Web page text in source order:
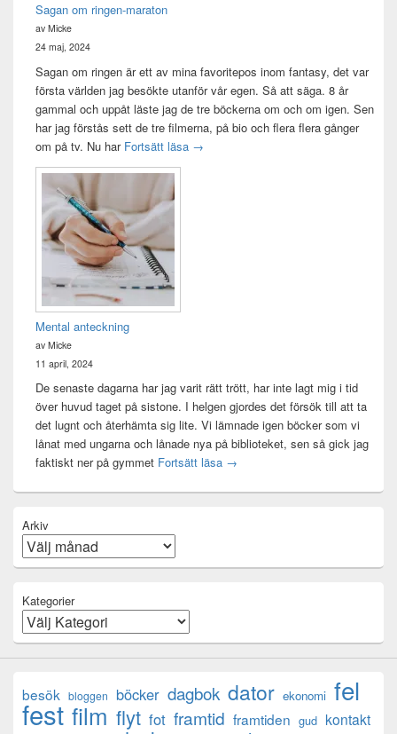
Sagan om ringen-maraton
av Micke
24 maj, 2024
Sagan om ringen är ett av mina favoritepos inom fantasy, det var
första världen jag besökte utanför vår egen. Så att säga. 8 år
gammal och uppåt läste jag de tre böckerna om och om igen. Sen
har jag förstås sett de tre filmerna, på bio och flera flera gånger
om på tv. Nu har Fortsätt läsa Sagan om ringen-maraton
→
Mental anteckning
av Micke
11 april, 2024
De senaste dagarna har jag varit rätt trött, har inte lagt mig i tid
över huvud taget på sistone. I helgen gjordes det försök till att ta
det lugnt och återhämta sig lite. Vi lämnade igen böcker som vi
lånat med ungarna och lånade nya på biblioteket, sen så gick jag
faktiskt ner på gymmet Fortsätt läsa Mental anteckning
→
Arkiv
Kategorier
besök bloggen böcker dagbok dator ekonomi fel
fest film flyt fot framtid framtiden gud kontakt